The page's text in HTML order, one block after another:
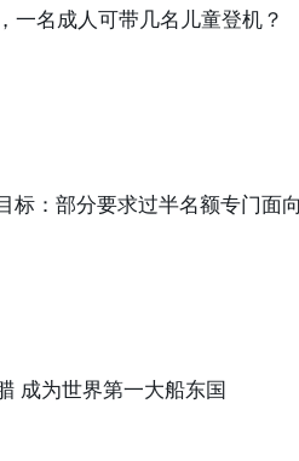
一名成人可带几名儿童登机？
标：部分要求过半名额专门面
成为世界第一大船东国